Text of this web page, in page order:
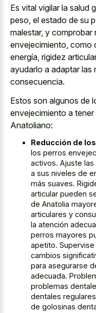
Es vital vigilar la salud
peso, el estado de su
malestar, y comprobar
envejecimiento, como
energía, rigidez
ayudarlo a adaptar las
consecuencia.
Estos son algunos de
envejecimiento a
Anatoliano:
Reducción de
los perros
activos. Ajuste
a sus niveles de
más suaves.
articular pueden
de Anatolia
articulares y
la atención
perros mayores
apetito.
cambios
para asegurarse
adecuada.
problemas
dentales
de golosinas